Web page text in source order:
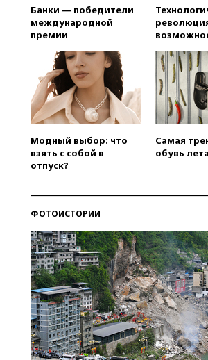
Банки — победители
международной
премии
Модный выбор: что
взять с собой в
отпуск?
Самая
обувь
ФОТОИСТОРИИ